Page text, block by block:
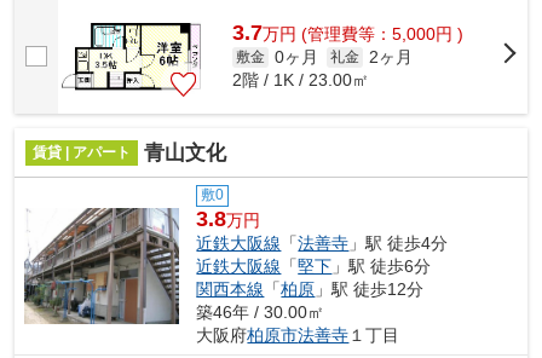
3.7万円 (管理費等：5,000円 )
敷金 0ヶ月 礼金
2ヶ月
2階 / 1K / 23.00㎡
賃貸 | アパート 青山文化
敷0
3.8万円
近鉄大阪線 「法善寺 」駅 徒歩4分
近鉄大阪線 「堅下 」駅 徒歩6分
関西本線 「柏原 」駅 徒歩12分
築46年 / 30.00㎡
大阪府柏原市法善寺１丁目